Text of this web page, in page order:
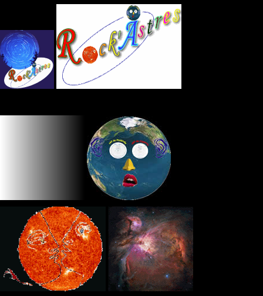
Panneau de gestion des cookies